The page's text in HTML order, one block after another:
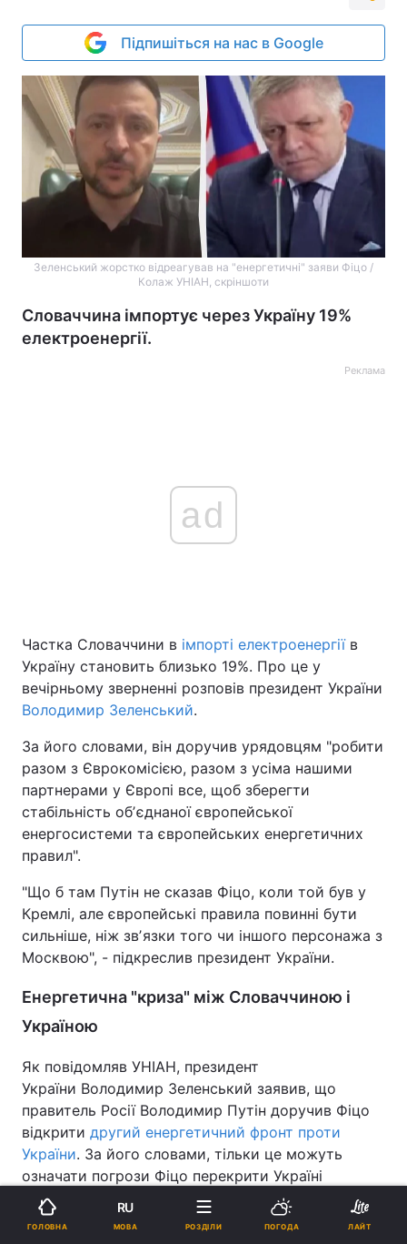
Підпишіться на нас в Google
Зеленський жорстко відреагував на "енергетичні" заяви Фіцо /
Колаж УНІАН, скріншоти
Словаччина імпортує через Україну 19%
електроенергії.
Реклама
ad
Частка Словаччини в імпорті електроенергіїв
Україну становить близько 19%. Про це у
вечірньому зверненні розповів президент України
Володимир Зеленський.
За його словами, він доручив урядовцям "робити
разом з Єврокомісією, разом з усіма нашими
партнерами у Європі все, щоб зберегти
стабільність обʼєднаної європейської
енергосистеми та європейських енергетичних
правил".
"Що б там Путін не сказав Фіцо, коли той був у
Кремлі, але європейські правила повинні бути
сильніше, ніж звʼязки того чи іншого персонажа з
Москвою", - підкреслив президент України.
Енергетична "криза" між Словаччиною і
Україною
Як повідомляв УНІАН, президент
України Володимир Зеленський заявив, що
правитель Росії Володимир Путін доручив Фіцо
відкрити другий енергетичний фронт проти
України. За його словами, тільки це можуть
означати погрози Фіцо перекрити Україні
надзвичайне постачання електрики взимку в
умовах російських ударів по наших
ГОЛОВНА
RU
МОВА РОЗДІЛИ ПОГОДА ЛАЙТ